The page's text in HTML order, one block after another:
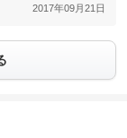
2017年09月21日